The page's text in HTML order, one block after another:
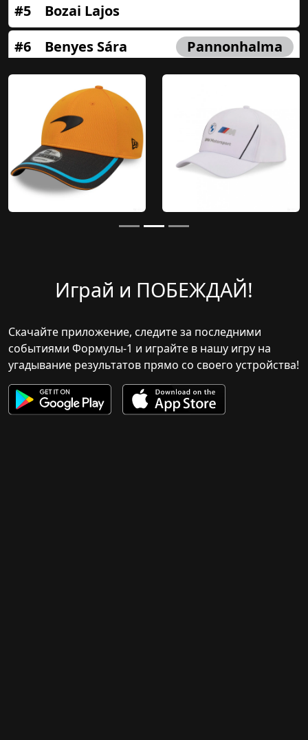
#5
Bozai Lajos
#6
Benyes Sára
Pannonhalma
Molnár Ágnes Fanni
Istvánné Vancsik
Kecel
#9
Kerpics Katrin
#10
Szalai Armand
Janzsó József
Balogh Barbara
#14
Kapuszta Petra
#15
Németh Krisztina
#16
Bozori Romeo
Играй и ПОБЕЖДАЙ!
Скачайте приложение, следите за последними
событиями Формулы-1 и играйте в нашу игру на
угадывание результатов прямо со своего устройства!